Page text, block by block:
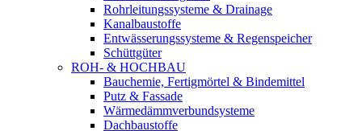
Rohrleitungssysteme & Drainage
Kanalbaustoffe
Entwässerungssysteme & Regenspeicher
Schüttgüter
ROH- & HOCHBAU
Bauchemie, Fertigmörtel & Bindemittel
Putz & Fassade
Wärmedämmverbundsysteme
Dachbaustoffe